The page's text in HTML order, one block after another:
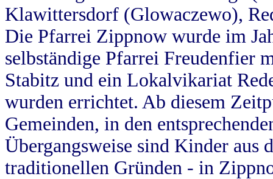
Klawittersdorf (Glowaczewo),
Die Pfarrei Zippnow wurde im
selbständige Pfarrei Freudenfier
Stabitz und ein Lokalvikariat
wurden errichtet. Ab diesem
Gemeinden, in den
Übergangsweise sind Kinder aus
traditionellen Gründen - in